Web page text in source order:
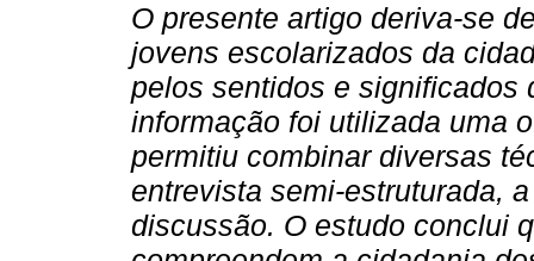
O presente artigo deriva-se
jovens escolarizados da
pelos sentidos e significados
informação foi utilizada uma
permitiu combinar diversas
entrevista semi-estruturada,
discussão. O estudo conclui